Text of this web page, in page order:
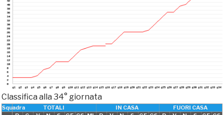
Classifica alla 34° giornata
Squadra TOTALI IN CASA
FUORI CASA